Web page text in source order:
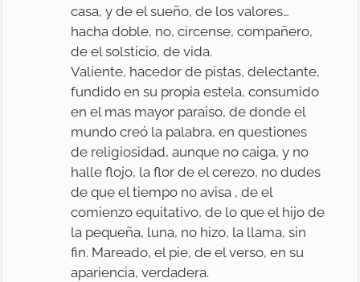
casa, y de el sueño, de los valores…
hacha doble, no, circense, compañero,
de el solsticio, de vida.
Valiente, hacedor de pistas, delectante,
fundido en su propia estela, consumido
en el mas mayor paraiso, de donde el
mundo creó la palabra, en questiones
de religiosidad, aunque no caiga, y no
halle flojo, la flor de el cerezo, no dudes
de que el tiempo no avisa , de el
comienzo equitativo, de lo que el hijo de
la pequeña, luna, no hizo, la llama, sin
fin. Mareado, el pie, de el verso, en su
apariencia, verdadera.